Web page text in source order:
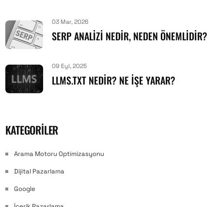
03 Mar, 2026
SERP ANALIZI NEDIR, NEDEN ÖNEMLIDIR?
09 Eyl, 2025
LLMS.TXT NEDIR? NE İŞE YARAR?
KATEGORILER
Arama Motoru Optimizasyonu
Dijital Pazarlama
Google